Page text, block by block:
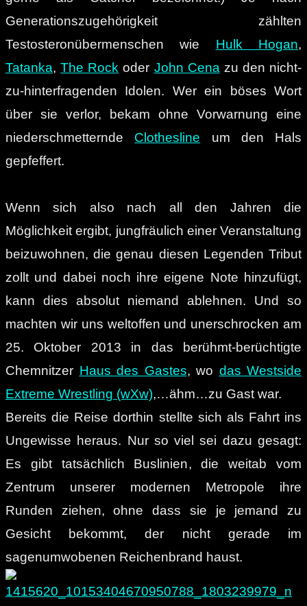
Generationszugehörigkeit zählten
Testosteronübermenschen wie Hulk Hogan,
Tatanka,The Rock oder John Cena zu den nicht-
zu-hinterfragenden Idolen. Wer ein böses Wort
über sie verlor, bekam ohne Vorwarnung eine
niederschmetternde Clothesline um den Hals
gepfeffert.
Wenn sich also nach all den Jahren die
Möglichkeit ergibt, jungfräulich einer Veranstaltung
beizuwohnen, die genau diesen Legenden Tribut
zollt und dabei noch ihre eigene Note hinzufügt,
kann dies absolut niemand ablehnen. Und so
machten wir uns weltoffen und unerschrocken am
25. Oktober 2013 in das berühmt-berüchtigte
Chemnitzer Haus des Gastes, wo das Westside
Extreme Wrestling (wXw),…ähm…zu Gast war.
Bereits die Reise dorthin stellte sich als Fahrt ins
Ungewisse heraus. Nur so viel sei dazu gesagt:
Es gibt tatsächlich Buslinien, die weitab vom
Zentrum unserer modernen Metropole ihre
Runden ziehen, ohne dass sie je jemand zu
Gesicht bekommt, der nicht gerade im
sagenumwobenen Reichenbrand haust.